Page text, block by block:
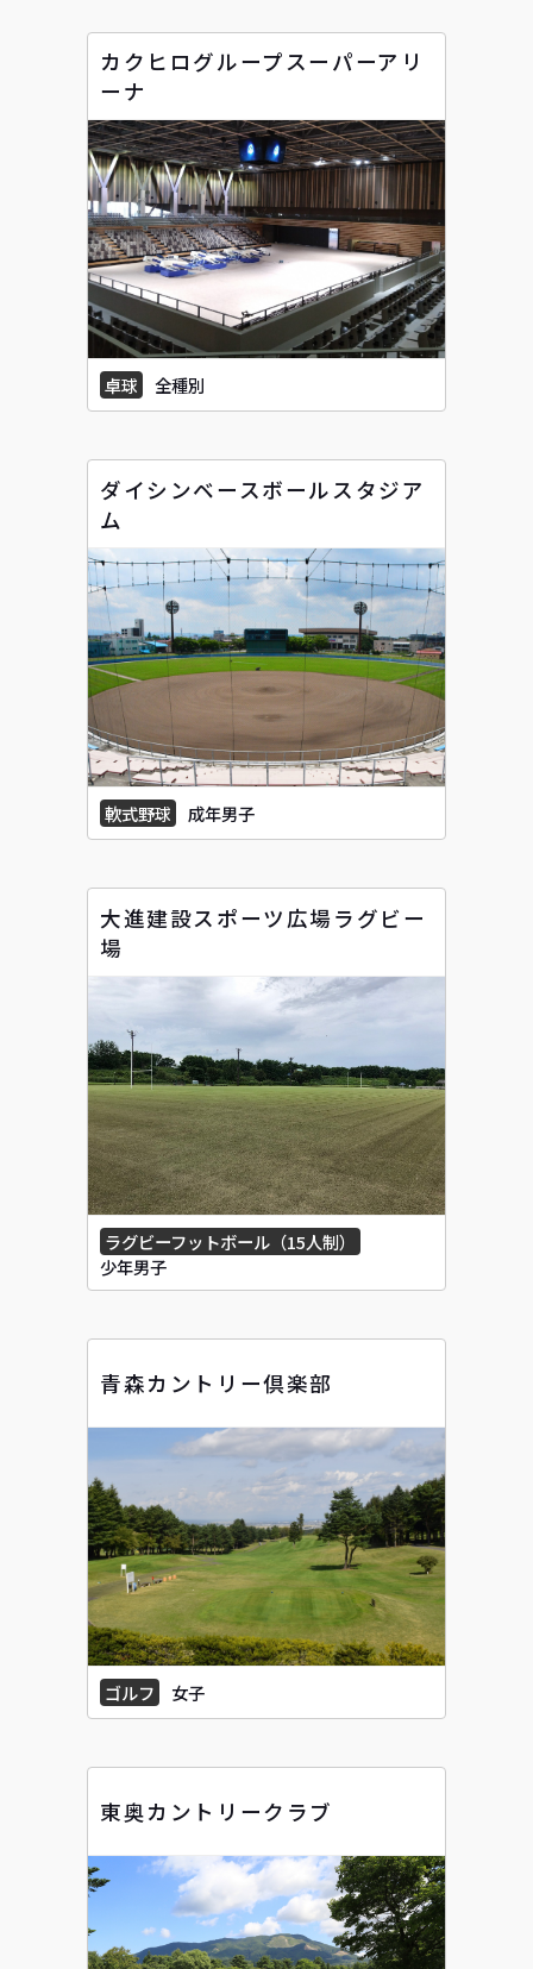
カクヒログループスーパーアリ
ーナ
卓球 全種別
ダイシンベースボールスタジア
ム
軟式野球 成年男子
大進建設スポーツ広場ラグビー
場
ラグビーフットボール（15人制）
少年男子
青森カントリー倶楽部
ゴルフ 女子
東奥カントリークラブ